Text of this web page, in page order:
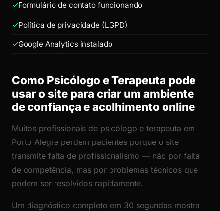
Formulário de contato funcionando
Política de privacidade (LGPD)
Google Analytics instalado
Como Psicólogo e Terapeuta pode
usar o site para criar um ambiente
de confiança e acolhimento online
Muitos profissionais de psicólogo e terapeuta em
Porto Alegre perdem pacientes porque o site
transmite falta de profissionalismo — não por falta
de competência, mas por problemas técnicos que
podem ser resolvidos rapidamente.
Um diagnóstico completo em 30 segundos mostra